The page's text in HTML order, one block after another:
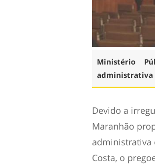
Ministério
administrativa
Devido a
Maranhão
administrativa
Costa, o